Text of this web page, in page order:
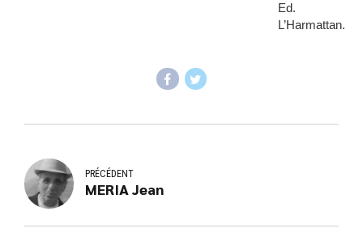
Ed.
L’Harmattan.
PRÉCÉDENT
MERIA Jean